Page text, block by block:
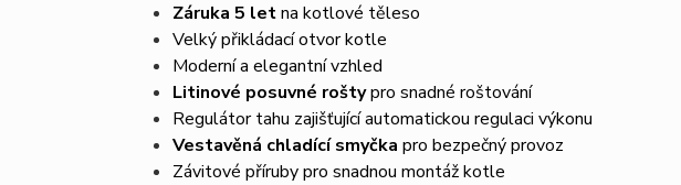
Záruka 5 letna kotlové těleso
Velký přikládací otvor kotle
Moderní a elegantní vzhled
Litinové posuvné roštypro snadné roštování
Regulátor tahu zajišťující automatickou regulaci výkonu
Vestavěná chladící smyčka pro bezpečný provoz
Závitové příruby pro snadnou montáž kotle